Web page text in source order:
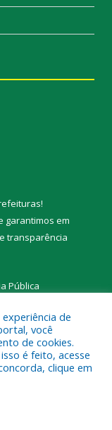
!
garantimos em
transparência
Pública
Municipal de Novo
de
você
de cookies.
é feito, acesse
clique em